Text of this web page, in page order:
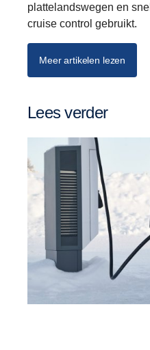
plattelandswegen en
cruise control gebruikt.
Meer artikelen lezen
Lees verder